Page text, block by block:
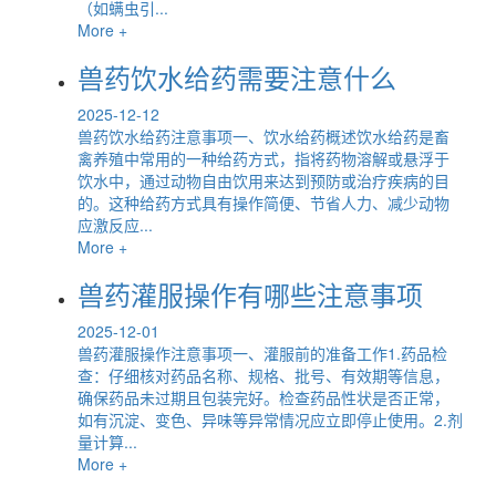
（如螨虫引...
More +
兽药饮水给药需要注意什么
2025-12-12
兽药饮水给药注意事项一、饮水给药概述饮水给药是畜
禽养殖中常用的一种给药方式，指将药物溶解或悬浮于
饮水中，通过动物自由饮用来达到预防或治疗疾病的目
的。这种给药方式具有操作简便、节省人力、减少动物
应激反应...
More +
兽药灌服操作有哪些注意事项
2025-12-01
兽药灌服操作注意事项一、灌服前的准备工作1.药品检
查：仔细核对药品名称、规格、批号、有效期等信息，
确保药品未过期且包装完好。检查药品性状是否正常，
如有沉淀、变色、异味等异常情况应立即停止使用。2.剂
量计算...
More +